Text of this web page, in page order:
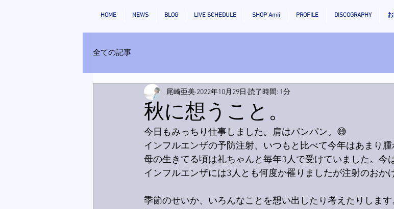
HOME NEWS BLOG LIVE SCHEDULE SHOP Amii PROFILE DISCOGRAPHY
全ての記事
秋に想うこと。
尾崎亜美 2022年10月29日 読了時間: 1分
今日もみっちり仕事しました。肩はパンパン。😅
インフルエンザの予防注射、いつもと比べて今年はあまり
母の生きてる頃は礼ちゃんと毎年3人で受けていました。今
インフルエンザには3人とも何度か罹りましたが注射のおか
季節のせいか、いろんなことを想い出したり考えたりします